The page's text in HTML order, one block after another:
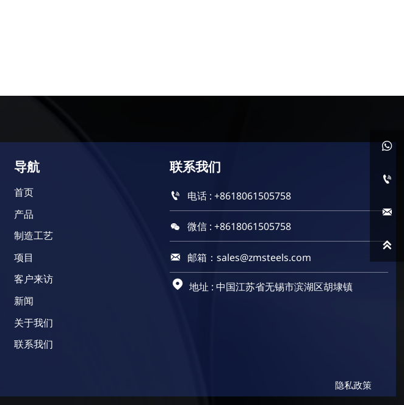
导航
首页
产品
制造工艺
项目
客户来访
新闻
关于我们
联系我们
联系我们
 电话 : +8618061505758
 微信 : +8618061505758
 邮箱：sales@zmsteels.com
 地址 : 中国江苏省无锡市滨湖区胡埭镇
隐私政策



